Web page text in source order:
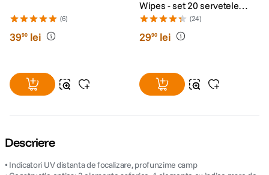
(6)
3990 lei
Wipes - set 20 servetele
umede
(24)
2990 lei
Descriere
• Indicatori UV distanta de focalizare, profunzime camp